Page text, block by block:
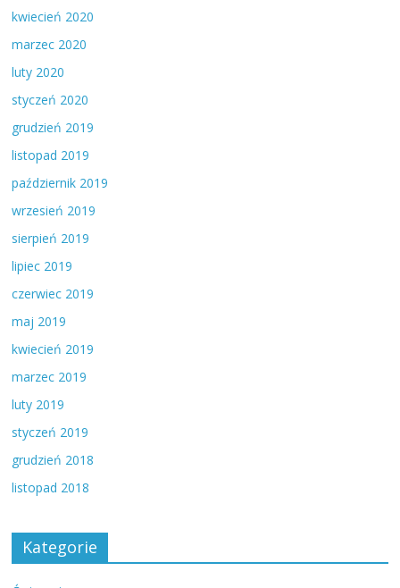
kwiecień 2020
marzec 2020
luty 2020
styczeń 2020
grudzień 2019
listopad 2019
październik 2019
wrzesień 2019
sierpień 2019
lipiec 2019
czerwiec 2019
maj 2019
kwiecień 2019
marzec 2019
luty 2019
styczeń 2019
grudzień 2018
listopad 2018
Kategorie